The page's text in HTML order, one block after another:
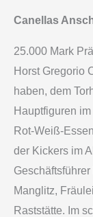
Canellas
25.000 Mark
Horst Gregorio
haben, dem
Hauptfiguren
Rot-Weiß-
der Kickers im
Manglitz,
Raststätte. Im